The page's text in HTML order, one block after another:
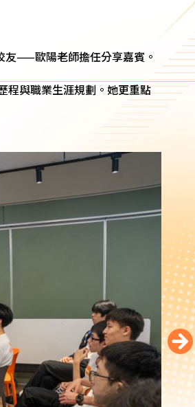
友——歐陽老師擔任分享嘉賓。
程與職業生涯規劃。她更重點